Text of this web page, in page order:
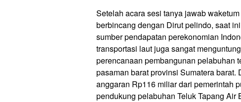
Setelah acara sesi tanya jawab
berbincang dengan Dirut pelindo, saat
sumber pendapatan perekonomian
transportasi laut juga sangat
perencanaan pembangunan pelabuhan
pasaman barat provinsi Sumatera
anggaran Rp116 miliar dari pemerintah
pendukung pelabuhan Teluk Tapang Air